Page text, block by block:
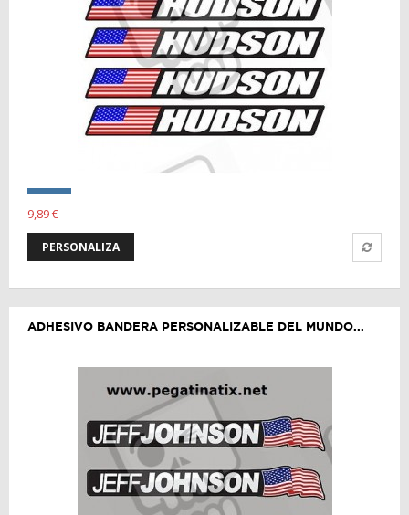
9,89 €
PERSONALIZA
ADHESIVO BANDERA PERSONALIZABLE DEL MUNDO...